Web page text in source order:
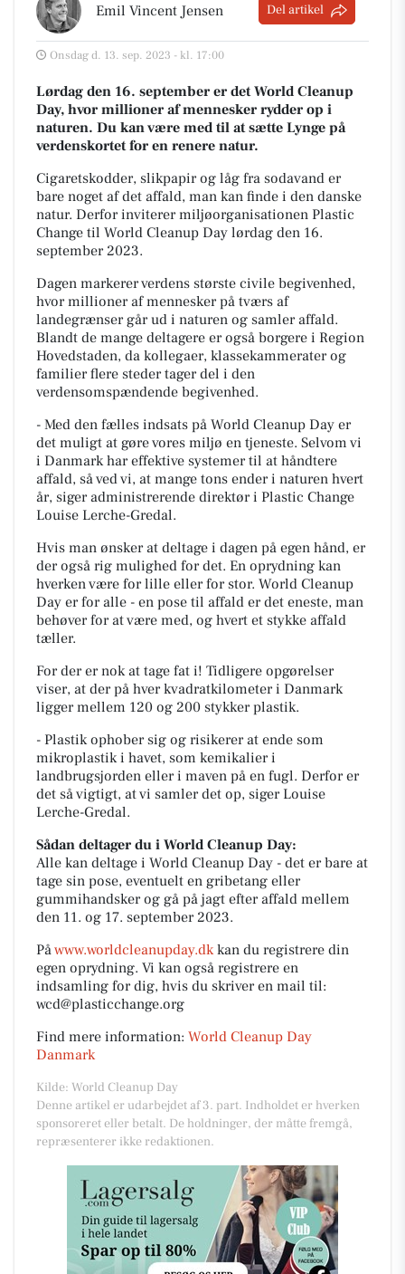
Emil Vincent Jensen Del artikel
Onsdag d. 13. sep. 2023 - kl. 17:00
Lørdag den 16. september er det World Cleanup
Day, hvor millioner af mennesker rydder op i
naturen. Du kan være med til at sætte Lynge på
verdenskortet for en renere natur.
Cigaretskodder, slikpapir og låg fra sodavand er
bare noget af det affald, man kan finde i den danske
natur. Derfor inviterer miljøorganisationen Plastic
Change til World Cleanup Day lørdag den 16.
september 2023.
Dagen markerer verdens største civile begivenhed,
hvor millioner af mennesker på tværs af
landegrænser går ud i naturen og samler affald.
Blandt de mange deltagere er også borgere i Region
Hovedstaden, da kollegaer, klassekammerater og
familier flere steder tager del i den
verdensomspændende begivenhed.
- Med den fælles indsats på World Cleanup Day er
det muligt at gøre vores miljø en tjeneste. Selvom vi
i Danmark har effektive systemer til at håndtere
affald, så ved vi, at mange tons ender i naturen hvert
år, siger administrerende direktør i Plastic Change
Louise Lerche-Gredal.
Hvis man ønsker at deltage i dagen på egen hånd, er
der også rig mulighed for det. En oprydning kan
hverken være for lille eller for stor. World Cleanup
Day er for alle - en pose til affald er det eneste, man
behøver for at være med, og hvert et stykke affald
tæller.
For der er nok at tage fat i! Tidligere opgørelser
viser, at der på hver kvadratkilometer i Danmark
ligger mellem 120 og 200 stykker plastik.
- Plastik ophober sig og risikerer at ende som
mikroplastik i havet, som kemikalier i
landbrugsjorden eller i maven på en fugl. Derfor er
det så vigtigt, at vi samler det op, siger Louise
Lerche-Gredal.
Sådan deltager du i World Cleanup Day:
Alle kan deltage i World Cleanup Day - det er bare at
tage sin pose, eventuelt en gribetang eller
gummihandsker og gå på jagt efter affald mellem
den 11. og 17. september 2023.
Påwww.worldcleanupday.dkkan du registrere din
egen oprydning. Vi kan også registrere en
indsamling for dig, hvis du skriver en mail til:
wcd@plasticchange.org
Find mere information: World Cleanup Day
Danmark
Kilde: World Cleanup Day
Denne artikel er udarbejdet af 3. part. Indholdet er hverken
sponsoreret eller betalt. De holdninger, der måtte fremgå,
repræsenterer ikke redaktionen.